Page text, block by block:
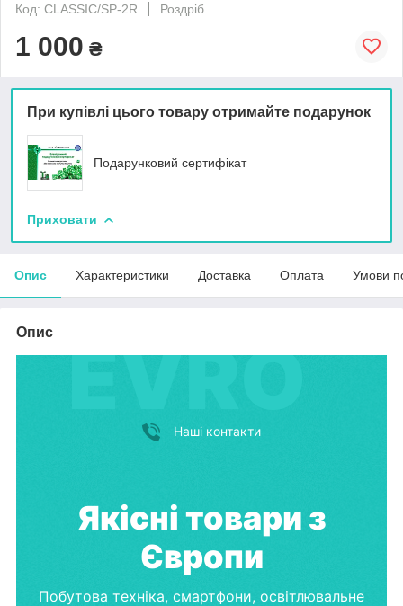
Код: CLASSIC/SP-2R
Роздріб
1 000 ₴
При купівлі цього товару отримайте подарунок
Подарунковий сертифікат
Приховати
Опис Характеристики Доставка Оплата Умови
Опис
Наші контакти
Якісні товари з
Європи
Побутова техніка, смартфони, освітлювальне